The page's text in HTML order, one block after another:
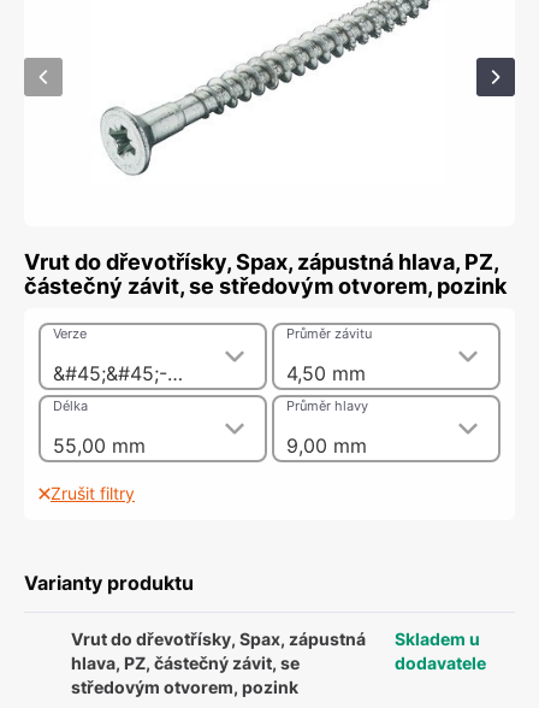
Vrut do dřevotřísky, Spax, zápustná hlava, PZ,
částečný závit, se středovým otvorem, pozink
&#45;&#45;-Hranatá špička s patentovaným profilem dříku a víceúčelovou hlavou
Verze
4,50 mm
Průměr závitu
55,00 mm
Délka
9,00 mm
Průměr hlavy
Zrušit filtry
Varianty produktu
Vrut do dřevotřísky, Spax, zápustná
hlava, PZ, částečný závit, se
středovým otvorem, pozink
Skladem u
dodavatele